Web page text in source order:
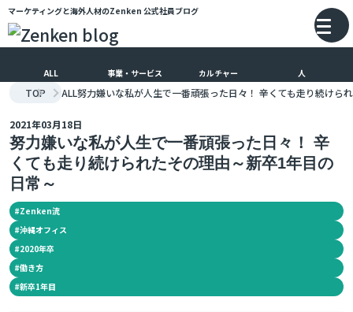
メインコンテンツにスキップ
マーケティングと海外人材のZenken 公式社員ブログ
ALL 事業・サービス カルチャー 人
TOP ALL努力嫌いな私が人生で一番頑張った日々！ 辛くても走り続けら
努力嫌いな私が人生で一番頑張った日々！ 辛
くても走り続けられたその理由～新卒1年目の
日常～
2021年03月18日
#Zenken流
#沖縄オフィス
#2020年卒
#働き方
#新卒1年目